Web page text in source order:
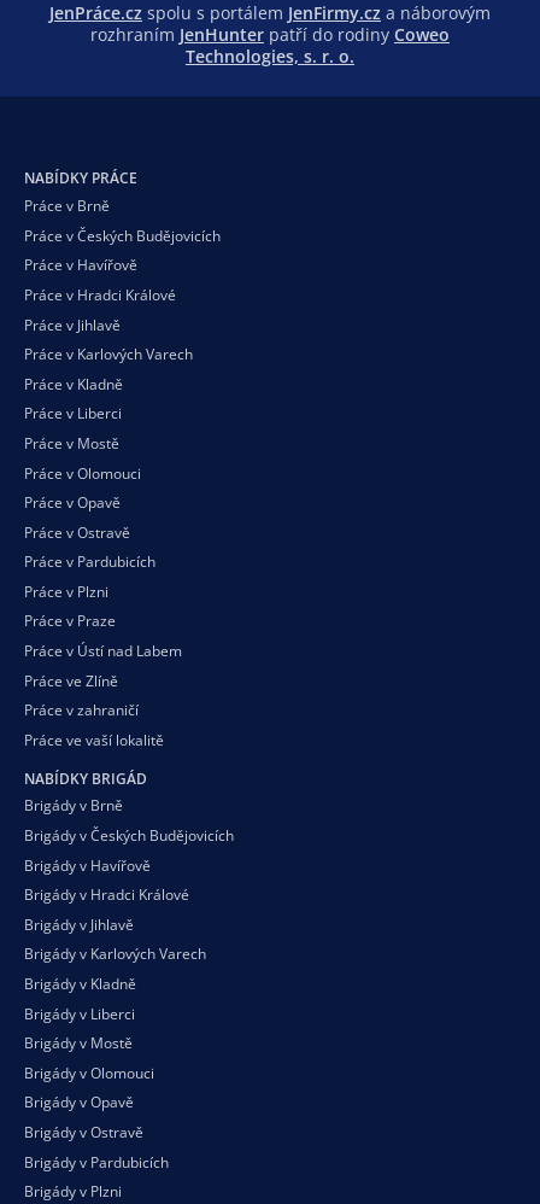
JenPráce.cz spolu s portálem JenFirmy.cz a náborovým
rozhraním JenHunter patří do rodiny Coweo
Technologies, s. r. o.
NABÍDKY PRÁCE
Práce v Brně
Práce v Českých Budějovicích
Práce v Havířově
Práce v Hradci Králové
Práce v Jihlavě
Práce v Karlových Varech
Práce v Kladně
Práce v Liberci
Práce v Mostě
Práce v Olomouci
Práce v Opavě
Práce v Ostravě
Práce v Pardubicích
Práce v Plzni
Práce v Praze
Práce v Ústí nad Labem
Práce ve Zlíně
Práce v zahraničí
Práce ve vaší lokalitě
NABÍDKY BRIGÁD
Brigády v Brně
Brigády v Českých Budějovicích
Brigády v Havířově
Brigády v Hradci Králové
Brigády v Jihlavě
Brigády v Karlových Varech
Brigády v Kladně
Brigády v Liberci
Brigády v Mostě
Brigády v Olomouci
Brigády v Opavě
Brigády v Ostravě
Brigády v Pardubicích
Brigády v Plzni